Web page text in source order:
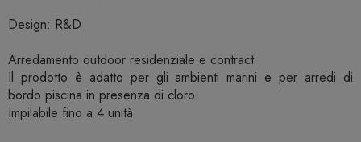
Design: R&D
Arredamento outdoor residenziale e contract
Il prodotto è adatto per gli ambienti marini e per arredi di
bordo piscina in presenza di cloro
Impilabile fino a 4 unità